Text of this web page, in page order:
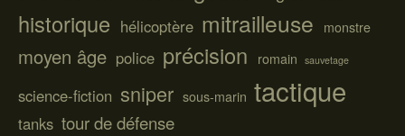
historique hélicoptère mitrailleuse monstre
moyen âge police précision romain sauvetage
science-fiction sniper sous-marin tactique
tanks tour de défense